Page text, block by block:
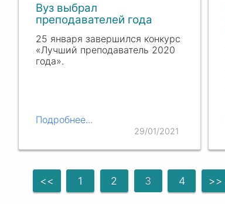
Вуз выбрал
преподавателей года
25 января завершился конкурс
«Лучший преподаватель 2020
года».
Подробнее...
29/01/2021
<< 1 2 3 4 >>